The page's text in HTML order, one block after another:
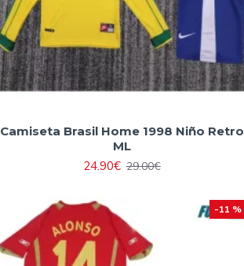
Camiseta Brasil Home 1998 Niño Retro
ML
24.90€ 29.00€
-11 %